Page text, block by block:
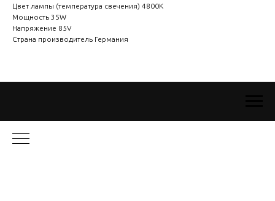
Цвет лампы (температура свечения) 4800K
Мощность 35W
Напряжение 85V
Страна производитель Германия